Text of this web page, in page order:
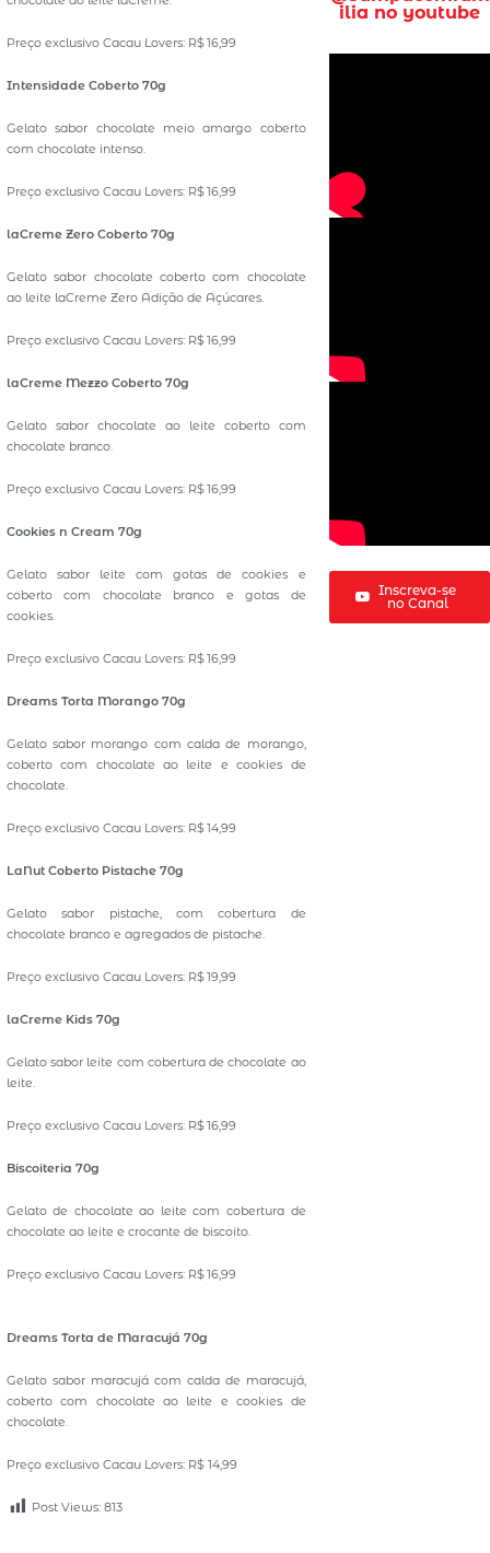
Preço exclusivo Cacau Lovers: R$ 16,99
Intensidade Coberto 70g
Gelato sabor chocolate meio amargo coberto
com chocolate intenso.
Preço exclusivo Cacau Lovers: R$ 16,99
laCreme Zero Coberto 70g
Gelato sabor chocolate coberto com chocolate
ao leite laCreme Zero Adição de Açúcares.
Preço exclusivo Cacau Lovers: R$ 16,99
laCreme Mezzo Coberto 70g
Gelato sabor chocolate ao leite coberto com
chocolate branco.
Preço exclusivo Cacau Lovers: R$ 16,99
Cookies n Cream 70g
Gelato sabor leite com gotas de cookies e
coberto com chocolate branco e gotas de
cookies.
Preço exclusivo Cacau Lovers: R$ 16,99
Dreams Torta Morango 70g
Gelato sabor morango com calda de morango,
coberto com chocolate ao leite e cookies de
chocolate.
Preço exclusivo Cacau Lovers: R$ 14,99
LaNut Coberto Pistache 70g
Gelato sabor pistache, com cobertura de
chocolate branco e agregados de pistache.
Preço exclusivo Cacau Lovers: R$ 19,99
laCreme Kids 70g
Gelato sabor leite com cobertura de chocolate ao
leite.
Preço exclusivo Cacau Lovers: R$ 16,99
Biscoiteria 70g
Gelato de chocolate ao leite com cobertura de
chocolate ao leite e crocante de biscoito.
Preço exclusivo Cacau Lovers: R$ 16,99
Dreams Torta de Maracujá 70g
Gelato sabor maracujá com calda de maracujá,
coberto com chocolate ao leite e cookies de
chocolate.
Preço exclusivo Cacau Lovers: R$ 14,99
Post Views: 813
ilia no youtube
Inscreva-se
no Canal